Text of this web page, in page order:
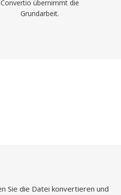
Convertio übernimmt die
Grundarbeit.
Sie die Datei konvertieren und